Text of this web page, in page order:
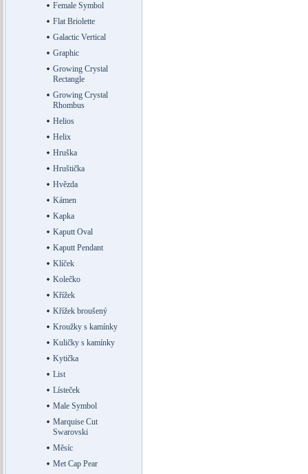
Female Symbol
Flat Briolette
Galactic Vertical
Graphic
Growing Crystal
Rectangle
Growing Crystal
Rhombus
Helios
Helix
Hruška
Hruštička
Hvězda
Kámen
Kapka
Kaputt Oval
Kaputt Pendant
Klíček
Kolečko
Křížek
Křížek broušený
Kroužky s kamínky
Kuličky s kamínky
Kytička
List
Lísteček
Male Symbol
Marquise Cut
Swarovski
Měsíc
Met Cap Pear